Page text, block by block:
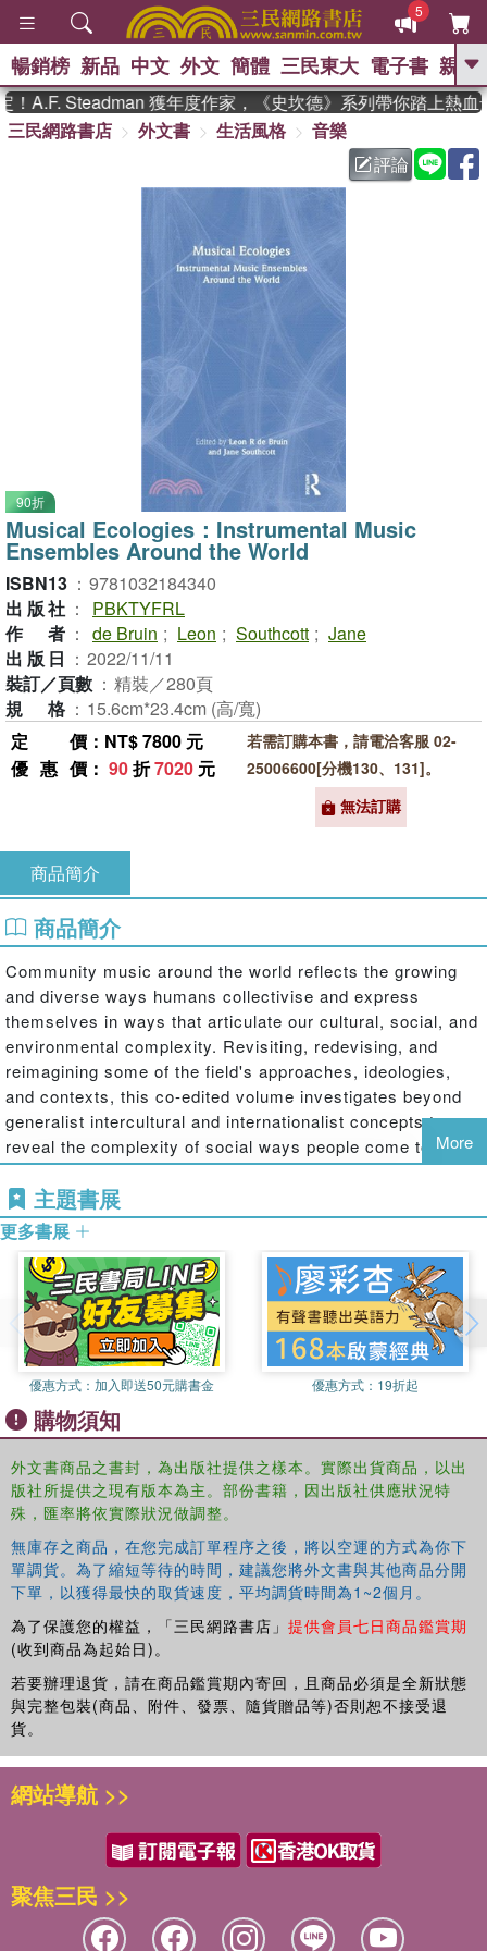
5
GO
熱搜： 東野圭吾 、
父親節 、 花開錦
方念華 、 台灣的
數學女孩：黎曼猜想
群喵 、 臺灣漫遊錄
暢銷榜 新品 中文 外文 簡體 三民東大 電子書 親子
A.F. Steadman 獲年度作家，《史坎德》系列帶你踏上熱血
三民網路書店
外文書 生活風格
音樂
評論
90折
Musical Ecologies：Instrumental Music
Ensembles Around the World
ISBN13 ： 9781032184340
出版社 ：
PBKTYFRL
作者 ： de Bruin ; Leon ; Southcott ; Jane
出版日 ： 2022/11/11
裝訂／頁數 ： 精裝／280頁
規格 ： 15.6cm*23.4cm (高/寬)
定價 ：NT$ 7800 元
優惠價 ： 90折7020 元
若需訂購本書，請電洽客服 02-
25006600[分機130、131]。
無法訂購
商品簡介
商品簡介
Community music around the world reflects the growing
and diverse ways humans collectivise and express
themselves in ways that articulate our cultural, social, and
environmental complexity. Revisiting, redevising, and
reimagining some of the field's approaches, ideologies,
and contexts, this co-edited volume investigates beyond
generalist intercultural and internationalist concepts to
reveal the complexity of social ways people come together
to make music and to making music be central to this
sociality.
The authors explore the role community music plays out
around the world and how various instrumentally based
music-making communities operate as ecologies that
allow notions of social, political, and cultural agency and
identity/ies. Chapters cover various instrumental
community music ensembles, observing how they, as
social microcosms of change and stasis, provide working
methods new and old, extol values, and model ethical
behaviours that are fluid and dynamic, steadfast and
unyielding, and that contribute to the ebb and flow of
people and their agency that remains under-researched.
Insights are provided on variously functioning ensembles
throughout the world, showing how myriad instrumental
music communities act as drivers, complex environments,
and apparati for musical and social expression that
accommodates the musical aspirations of their members.
Taken as a whole, this book explores community music as
local, glocal, global phenomena, critically discussing the
redefinition of community music and what music-making
More
主題書展
更多書展
優惠方式： 加入即送50元購書金 優惠方式： 19折起
購物須知
外文書商品之書封，為出版社提供之樣本。實際出貨商品，以出
版社所提供之現有版本為主。部份書籍，因出版社供應狀況特
殊，匯率將依實際狀況做調整。
無庫存之商品，在您完成訂單程序之後，將以空運的方式為你下
單調貨。為了縮短等待的時間，建議您將外文書與其他商品分開
下單，以獲得最快的取貨速度，平均調貨時間為1~2個月。
為了保護您的權益，「三民網路書店」 提供會員七日商品鑑賞期
(收到商品為起始日)。
若要辦理退貨，請在商品鑑賞期內寄回，且商品必須是全新狀態
與完整包裝(商品、附件、發票、隨貨贈品等)否則恕不接受退
貨。
網站導航 >>
聚焦三民 >>